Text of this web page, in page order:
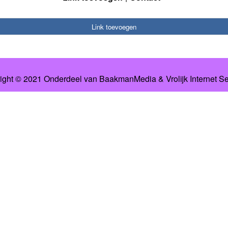
Link toevoegen
© 2021 Onderdeel van BaakmanMedia& Vrolijk Internet